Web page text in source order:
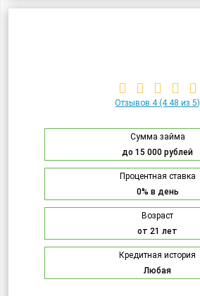
Отзывов 4(4.48 из 5)
Сумма займа
до 15 000 рублей
Процентная ставка
0% в день
Возраст
от 21 лет
Кредитная история
Любая